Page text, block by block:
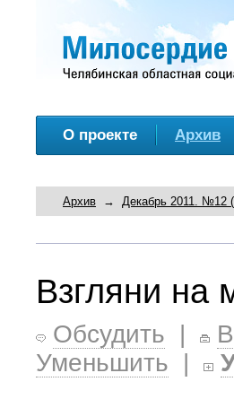
О проекте Архив
Архив → Декабрь 2011. №12
Взгляни на
Обсудить |
Уменьшить |